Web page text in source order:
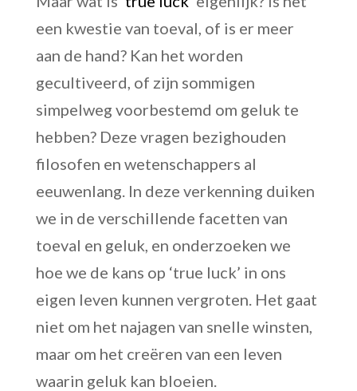
een kwestie van toeval, of is er meer
aan de hand? Kan het worden
gecultiveerd, of zijn sommigen
simpelweg voorbestemd om geluk te
hebben? Deze vragen bezighouden
filosofen en wetenschappers al
eeuwenlang. In deze verkenning duiken
we in de verschillende facetten van
toeval en geluk, en onderzoeken we
hoe we de kans op ‘true luck’ in ons
eigen leven kunnen vergroten. Het gaat
niet om het najagen van snelle winsten,
maar om het creëren van een leven
waarin geluk kan bloeien.